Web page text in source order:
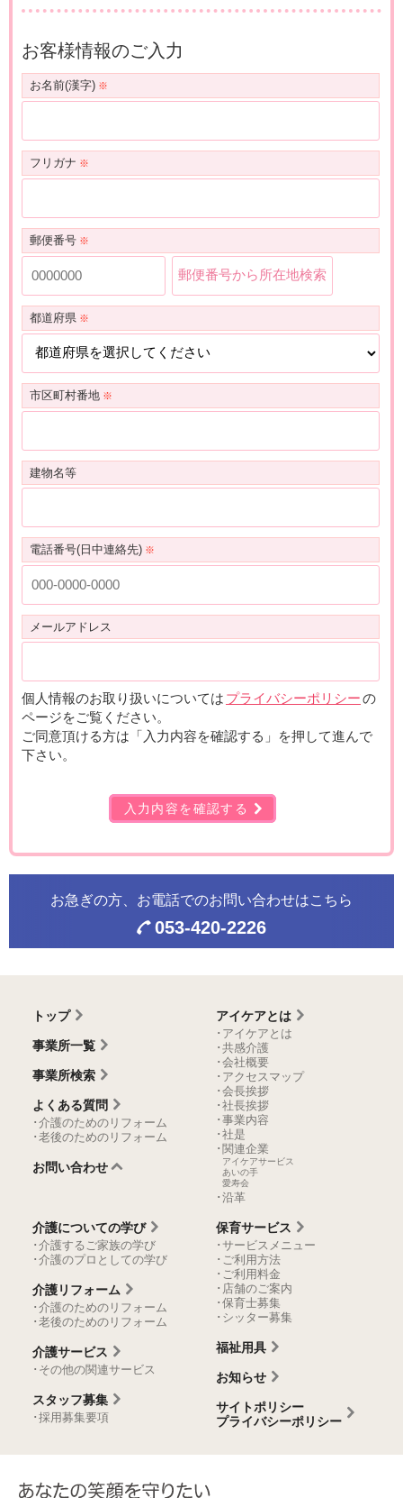
お客様情報のご入力
お名前(漢字)
フリガナ
郵便番号
郵便番号から所在地検索
都道府県
市区町村番地
建物名等
電話番号(日中連絡先)
メールアドレス
個人情報のお取り扱いについては プライバシーポリシーの
ページをご覧ください。
ご同意頂ける方は「入力内容を確認する」を押して進んで
下さい。
入力内容を確認する
お急ぎの方、お電話でのお問い合わせはこちら
053-420-2226
トップ
事業所一覧
事業所検索
よくある質問
･介護のためのリフォーム
･老後のためのリフォーム
お問い合わせ
アイケアとは
･アイケアとは
･共感介護
･会社概要
･アクセスマップ
･会長挨拶
･社長挨拶
･事業内容
･社是
･関連企業
アイケアサービス
あいの手
愛寿会
･沿革
介護についての学び
･介護するご家族の学び
･介護のプロとしての学び
介護リフォーム
･介護のためのリフォーム
･老後のためのリフォーム
介護サービス
･その他の関連サービス
スタッフ募集
･採用募集要項
保育サービス
･サービスメニュー
･ご利用方法
･ご利用料金
･店舗のご案内
･保育士募集
･シッター募集
福祉用具
お知らせ
サイトポリシー
プライバシーポリシー